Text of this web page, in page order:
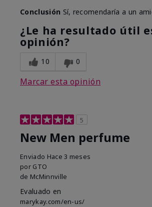
Conclusión Sí, recomendaría a un
¿Le ha resultado útil
opinión?
10 0
Marcar esta opinión
5
New Men perfume
Enviado Hace 3 meses
por GTO
de McMinnville
Evaluado en
marykay.com/en-us/